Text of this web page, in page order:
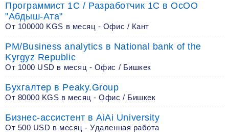
Программист 1С / Разработчик 1C в ОсОО
"Абдыш-Ата"
От 100000 KGS в месяц - Офис / Кант
PM/Business analytics в National bank of the
Kyrgyz Republic
От 1000 USD в месяц - Офис / Бишкек
Бухгалтер в Peaky.Group
От 80000 KGS в месяц - Офис / Бишкек
Бизнес-ассистент в AiAi University
От 500 USD в месяц - Удаленная работа